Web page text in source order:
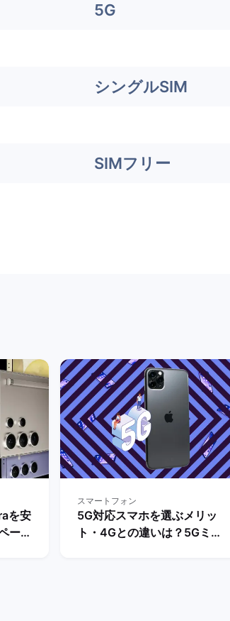
5G
シングルSIM
SIMフリー
を安
ーン
スマートフォン
5G対応スマホを選ぶメリッ
ト・4Gとの違いは？5Gミリ